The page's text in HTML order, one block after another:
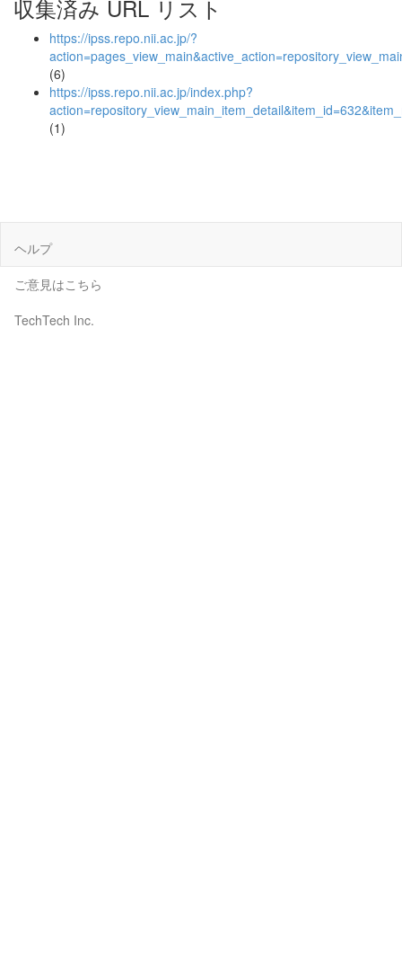
収集済み URL リスト
https://ipss.repo.nii.ac.jp/?
(6)
https://ipss.repo.nii.ac.jp/index.php?
(1)
ヘルプ
ご意見はこちら
TechTech Inc.